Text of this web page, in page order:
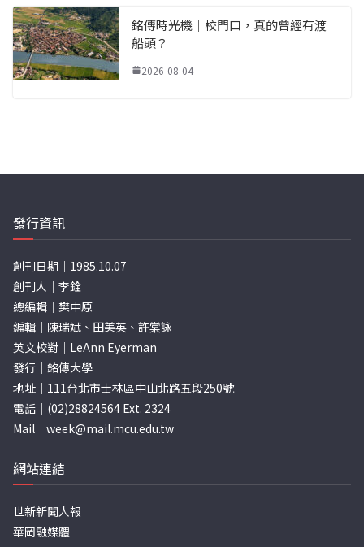
銘傳時光機｜校門口，真的曾經有渡
船頭？
2026-08-04
發行資訊
創刊日期｜1985.10.07
創刊人｜李銓
總編輯｜樊中原
編輯｜陳瑞斌、田美英、許棠詠
英文校對｜LeAnn Eyerman
發行｜銘傳大學
地址｜111台北市士林區中山北路五段250號
電話｜(02)28824564 Ext. 2324
Mail｜ week@mail.mcu.edu.tw
網站連結
世新新聞人報
華岡融媒體